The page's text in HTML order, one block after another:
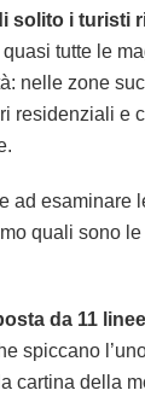
solito i turisti
tutte le
nelle zone
residenziali e
ad esaminare
quali sono
da 11 linee
spiccano
cartina della